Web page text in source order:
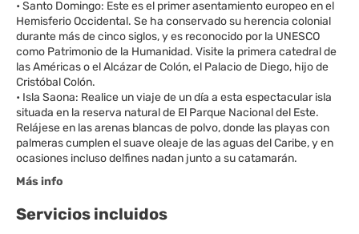
• Santo Domingo: Este es el primer asentamiento europeo en el
Hemisferio Occidental. Se ha conservado su herencia colonial
durante más de cinco siglos, y es reconocido por la UNESCO
como Patrimonio de la Humanidad. Visite la primera catedral de
las Américas o el Alcázar de Colón, el Palacio de Diego, hijo de
Cristóbal Colón.
• Isla Saona: Realice un viaje de un día a esta espectacular isla
situada en la reserva natural de El Parque Nacional del Este.
Relájese en las arenas blancas de polvo, donde las playas con
palmeras cumplen el suave oleaje de las aguas del Caribe, y en
Más info
Servicios incluidos